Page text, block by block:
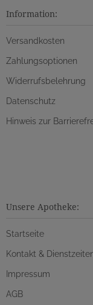
Information:
Versandkosten
Zahlungsoptionen
Widerrufsbelehrung
Datenschutz
Hinweis zur
Unsere Apotheke:
Startseite
Kontakt &
Impressum
AGB